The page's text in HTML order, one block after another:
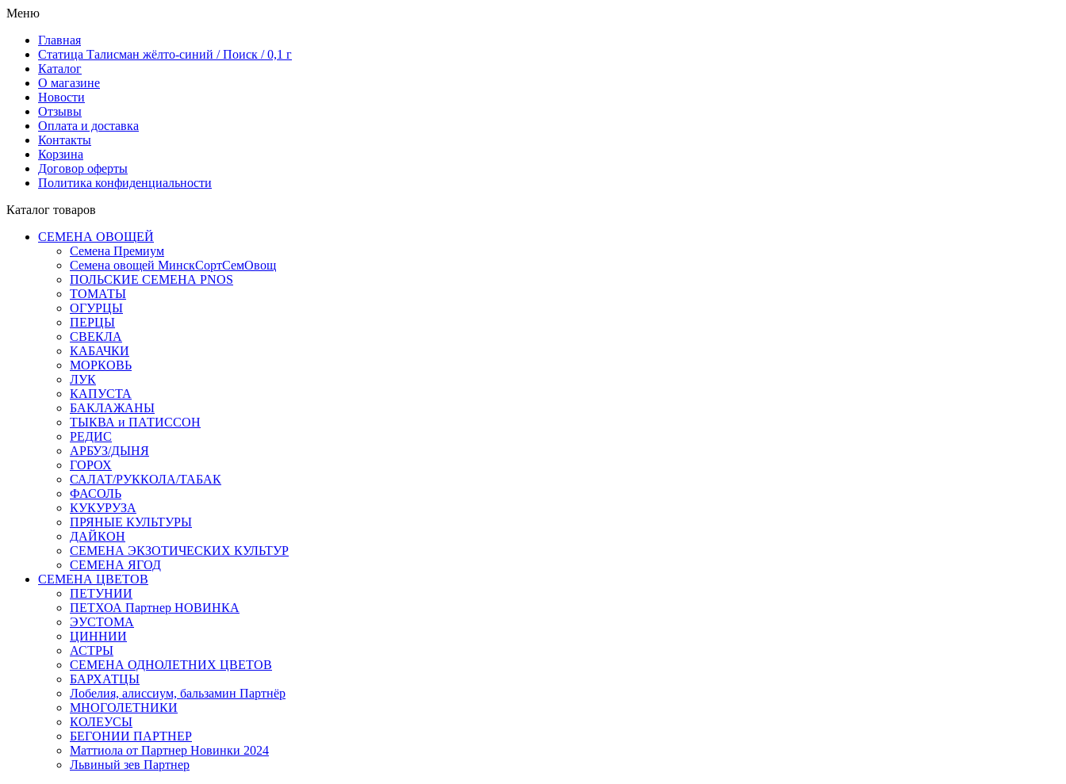
Меню
Главная
Статица Талисман жёлто-синий / Поиск / 0,1 г
Каталог
О магазине
Новости
Отзывы
Оплата и доставка
Контакты
Корзина
Договор оферты
Политика конфиденциальности
Каталог товаров
СЕМЕНА ОВОЩЕЙ
Семена Премиум
Семена овощей МинскСортСемОвощ
ПОЛЬСКИЕ СЕМЕНА PNOS
ТОМАТЫ
ОГУРЦЫ
ПЕРЦЫ
СВЕКЛА
КАБАЧКИ
МОРКОВЬ
ЛУК
КАПУСТА
БАКЛАЖАНЫ
ТЫКВА и ПАТИССОН
РЕДИС
АРБУЗ/ДЫНЯ
ГОРОХ
САЛАТ/РУККОЛА/ТАБАК
ФАСОЛЬ
КУКУРУЗА
ПРЯНЫЕ КУЛЬТУРЫ
ДАЙКОН
СЕМЕНА ЭКЗОТИЧЕСКИХ КУЛЬТУР
СЕМЕНА ЯГОД
СЕМЕНА ЦВЕТОВ
ПЕТУНИИ
ПЕТХОА Партнер НОВИНКА
ЭУСТОМА
ЦИННИИ
АСТРЫ
СЕМЕНА ОДНОЛЕТНИХ ЦВЕТОВ
БАРХАТЦЫ
Лобелия, алиссиум, бальзамин Партнёр
МНОГОЛЕТНИКИ
КОЛЕУСЫ
БЕГОНИИ ПАРТНЕР
Маттиола от Партнер Новинки 2024
Львиный зев Партнер